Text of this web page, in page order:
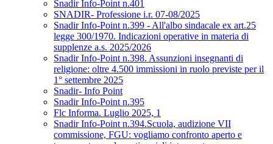
Snadir Info-Point n.401
SNADIR- Professione i.r. 07-08/2025
Snadir Info-Point n.399 - All'albo sindacale ex art.25
legge 300/1970. Indicazioni operative in materia di
supplenze a.s. 2025/2026
Snadir Info-Point n.398. Assunzioni insegnanti di
religione: oltre 4.500 immissioni in ruolo previste per il
1° settembre 2025
Snadir- Info Point
Snadir Info-Point n.395
Flc Informa. Luglio 2025, 1
Snadir Info-Point n.394.Scuola, audizione VII
commissione, FGU: vogliamo confronto aperto e